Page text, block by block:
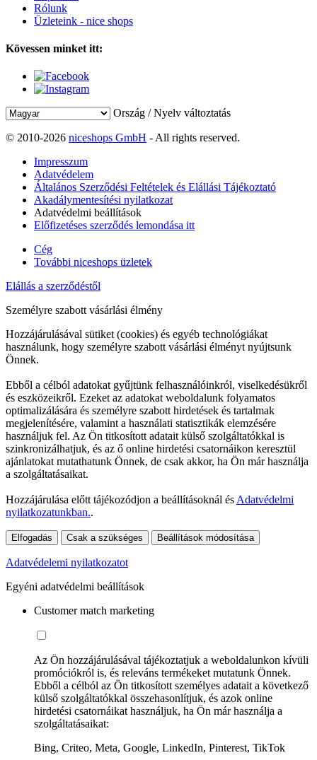
Rólunk
Üzleteink - nice shops
Kövessen minket itt:
Ország / Nyelv változtatás
© 2010-2026 niceshops GmbH - All rights reserved.
Impresszum
Adatvédelem
Általános Szerződési Feltételek és Elállási Tájékoztató
Akadálymentesítési nyilatkozat
Adatvédelmi beállítások
Előfizetéses szerződés lemondása itt
Cég
További niceshops üzletek
Elállás a szerződéstől
Személyre szabott vásárlási élmény
Hozzájárulásával sütiket (cookies) és egyéb technológiákat
használunk, hogy személyre szabott vásárlási élményt nyújtsunk
Önnek.
Ebből a célból adatokat gyűjtünk felhasználóinkról, viselkedésükről
és eszközeikről. Ezeket az adatokat weboldalunk folyamatos
optimalizálására és személyre szabott hirdetések és tartalmak
megjelenítésére, valamint a használati statisztikák elemzésére
használjuk fel. Az Ön titkosított adatait külső szolgáltatókkal is
szinkronizálhatjuk, és az ő online hirdetési csatornáikon keresztül
ajánlatokat mutathatunk Önnek, de csak akkor, ha Ön már használja
a szolgáltatásaikat.
Hozzájárulása előtt tájékozódjon a beállításoknál és Adatvédelmi
nyilatkozatunkban..
Elfogadás Csak a szükséges Beállítások módosítása
Adatvédelemi nyilatkozatot
Egyéni adatvédelmi beállítások
Customer match marketing
Az Ön hozzájárulásával tájékoztatjuk a weboldalunkon kívüli
promóciókról is, és releváns termékeket mutatunk Önnek.
Ebből a célból az Ön titkosított személyes adatait a következő
külső szolgáltatókkal összehasonlítjuk, és azok online
hirdetési csatornáikat használjuk, ha Ön már használja a
szolgáltatásaikat:
Bing, Criteo, Meta, Google, LinkedIn, Pinterest, TikTok